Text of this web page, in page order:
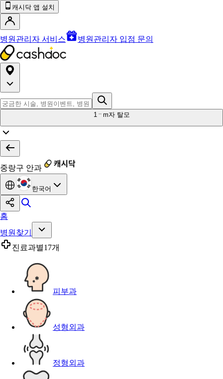
캐시닥 앱 설치
병원관리자 서비스 병원관리자 입점 문의
1 m자 탈모
중랑구 안과
한국어
홈
병원찾기
진료과별17개
피부과
성형외과
정형외과